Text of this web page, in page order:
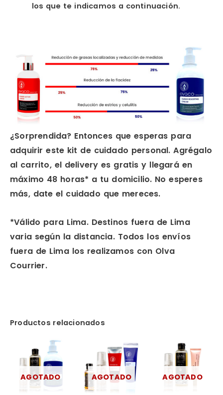
los que te indicamos a continuación.
¿Sorprendida? Entonces que esperas para
adquirir este kit de cuidado personal. Agrégalo
al carrito, el delivery es gratis y llegará en
máximo 48 horas* a tu domicilio. No esperes
más, date el cuidado que mereces.
*Válido para Lima. Destinos fuera de Lima
varia según la distancia. Todos los envíos
fuera de Lima los realizamos con Olva
Courrier.
Productos relacionados
AGOTADO AGOTADO AGOTADO